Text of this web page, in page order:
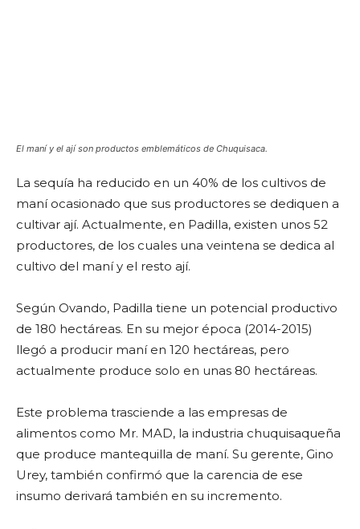
El maní y el ají son productos emblemáticos de Chuquisaca.
La sequía ha reducido en un 40% de los cultivos de
maní ocasionado que sus productores se dediquen a
cultivar ají. Actualmente, en Padilla, existen unos 52
productores, de los cuales una veintena se dedica al
cultivo del maní y el resto ají.
Según Ovando, Padilla tiene un potencial productivo
de 180 hectáreas. En su mejor época (2014-2015)
llegó a producir maní en 120 hectáreas, pero
actualmente produce solo en unas 80 hectáreas.
Este problema trasciende a las empresas de
alimentos como Mr. MAD, la industria chuquisaqueña
que produce mantequilla de maní. Su gerente, Gino
Urey, también confirmó que la carencia de ese
insumo derivará también en su incremento.